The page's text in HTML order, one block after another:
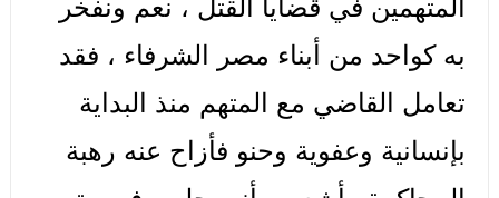
المتهمين في قضايا القتل ، نعم ونفخر
به كواحد من أبناء مصر الشرفاء ، فقد
تعامل القاضي مع المتهم منذ البداية
بإنسانية وعفوية وحنو فأزاح عنه رهبة